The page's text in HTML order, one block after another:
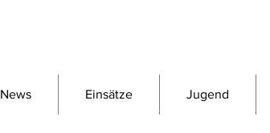
News Einsätze Jugend